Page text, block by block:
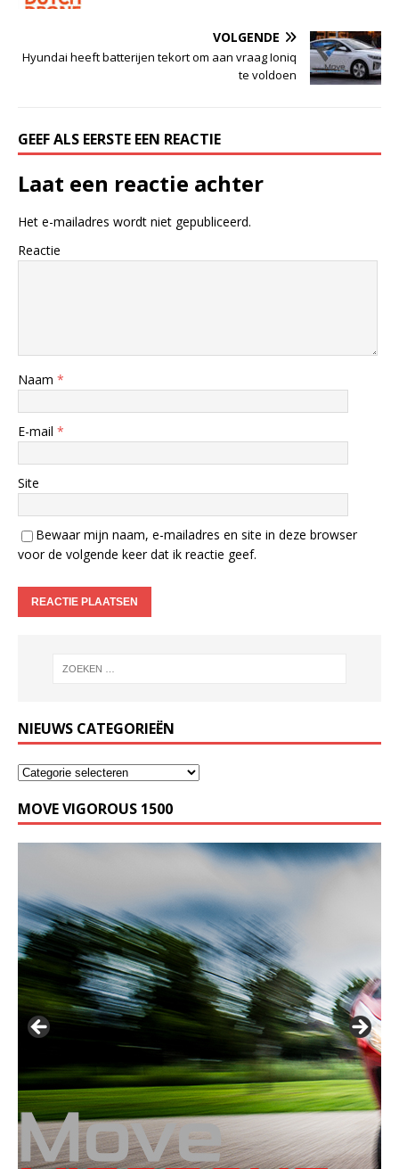
VOLGENDE
Hyundai heeft batterijen tekort om aan vraag Ioniq
te voldoen
GEEF ALS EERSTE EEN REACTIE
Laat een reactie achter
Het e-mailadres wordt niet gepubliceerd.
Reactie
Naam *
E-mail *
Site
Bewaar mijn naam, e-mailadres en site in deze browser
voor de volgende keer dat ik reactie geef.
NIEUWS CATEGORIEËN
MOVE VIGOROUS 1500